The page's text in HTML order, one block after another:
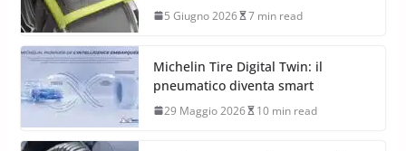
5 Giugno 2026 7 min read
Michelin Tire Digital Twin: il
pneumatico diventa smart
29 Maggio 2026 10 min read